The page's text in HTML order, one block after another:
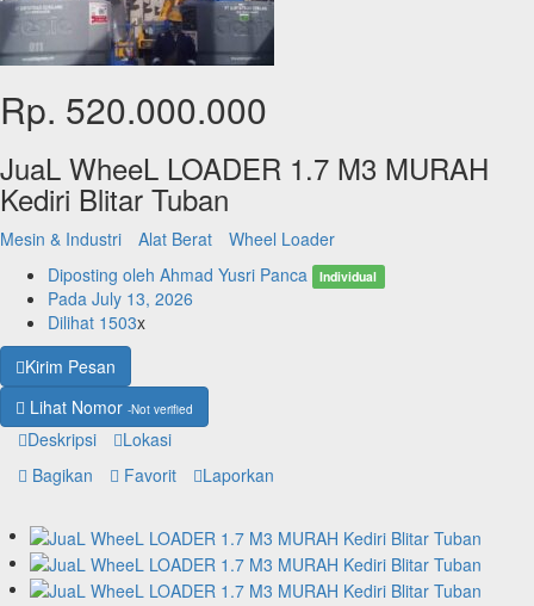
Rp. 520.000.000
JuaL WheeL LOADER 1.7 M3 MURAH
Kediri Blitar Tuban
Mesin & Industri Alat Berat
Wheel Loader
Diposting oleh Ahmad Yusri Panca Individual
Pada July 13, 2026
Dilihat 1503x
Kirim Pesan
Lihat Nomor -Not verified
Deskripsi
Lokasi
Bagikan
Favorit Laporkan